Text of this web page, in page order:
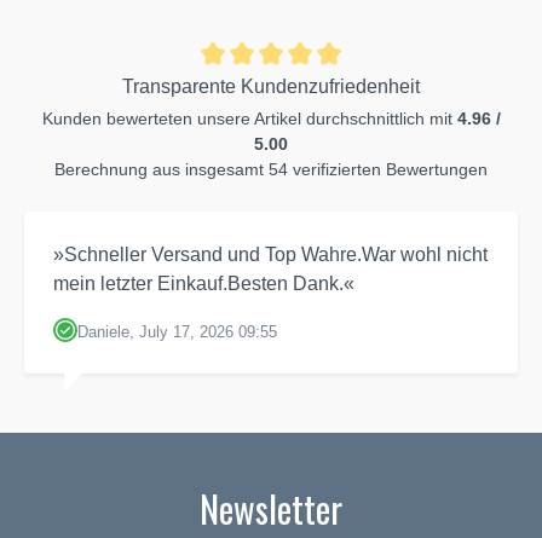
Transparente Kundenzufriedenheit
Kunden bewerteten unsere Artikel durchschnittlich mit 4.96 /
5.00
Berechnung aus insgesamt 54 verifizierten Bewertungen
»Schneller Versand und Top Wahre.War wohl nicht
mein letzter Einkauf.Besten Dank.«
Daniele, July 17, 2026 09:55
Newsletter